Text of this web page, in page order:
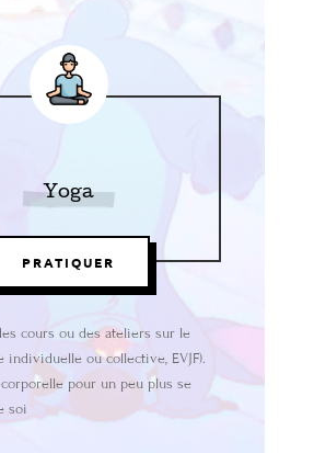
Yoga
PRATIQUER
cours ou des ateliers sur le
individuelle ou collective, EVJF).
pour un peu plus se
soi